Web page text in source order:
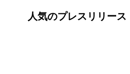
人気のプレスリリース